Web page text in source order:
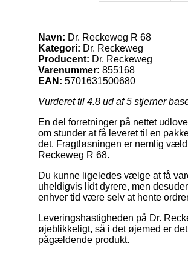
Navn: Dr. Reckeweg R 68
Kategori: Dr. Reckeweg
Producent: Dr. Reckeweg
Varenummer: 855168
EAN: 5701631500680
Vurderet til 4.8 ud af 5 stjerner
En del forretninger på nettet
om stunder at få leveret til en
det. Fragtløsningen er nemlig
Reckeweg R 68.
Du kunne ligeledes vælge at få
uheldigvis lidt dyrere, men
enhver tid være selv at hente
Leveringshastigheden på Dr.
øjeblikkeligt, så i det øjemed er
pågældende produkt.